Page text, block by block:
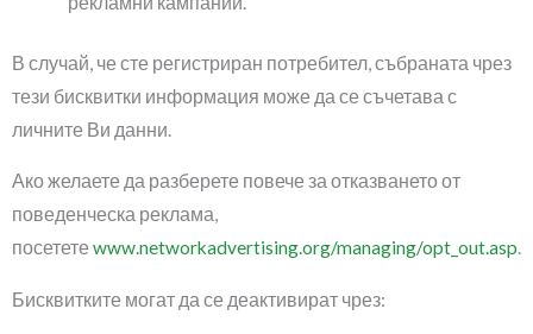
В случай, че сте регистриран потребител, събраната чрез
тези бисквитки информация може да се съчетава с
личните Ви данни.
Ако желаете да разберете повече за отказването от
поведенческа реклама,
посетете www.networkadvertising.org/managing/opt_out.asp.
Бисквитките могат да се деактивират чрез: